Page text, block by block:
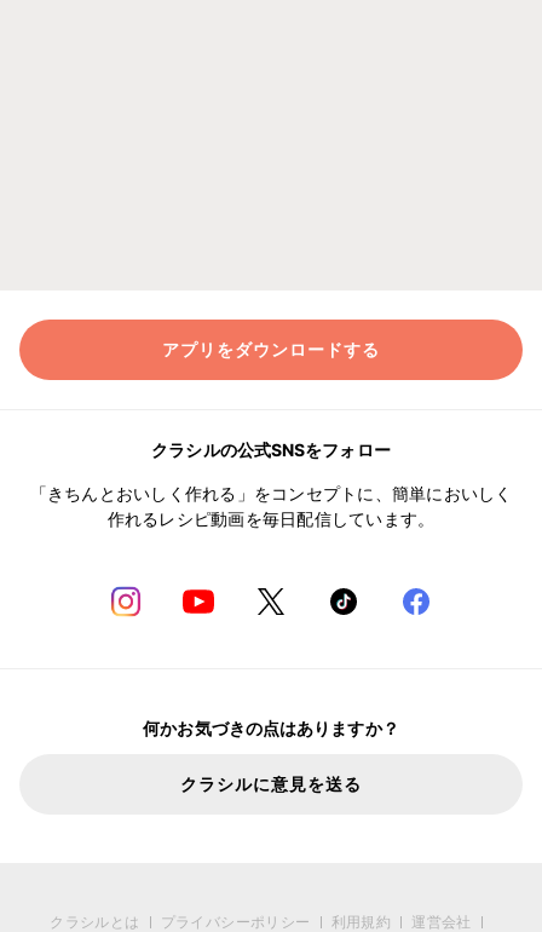
アプリをダウンロードする
クラシルの公式SNSをフォロー
「きちんとおいしく作れる」をコンセプトに、簡単においしく
作れるレシピ動画を毎日配信しています。
何かお気づきの点はありますか？
クラシルに意見を送る
クラシルとは プライバシーポリシー 利用規約 運営会社